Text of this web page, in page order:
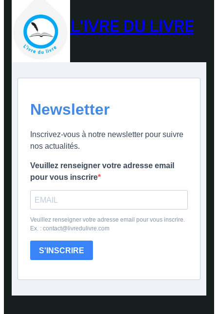
L'IVRE DU LIVRE
Newsletter
Inscrivez-vous à notre newsletter pour suivre
nos actualités.
Veuillez renseigner votre adresse email
pour vous inscrire
Veuillez renseigner votre adresse email pour vous inscrire.
Ex. : contact@livredulivre.com
S'INSCRIRE